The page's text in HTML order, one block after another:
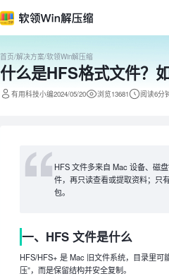
首页/解决方案/软领Win解压缩
什么是HFS格式文件？
有用科技小编2024/05/20 浏览13681 阅读6分
HFS 文件多来自 Mac 设备、磁
件，再只读查看或提取资料；只
包。
一、HFS 文件是什么
HFS/HFS+ 是 Mac 旧文件系统，目录里可
压”，而是保留结构并安全复制。